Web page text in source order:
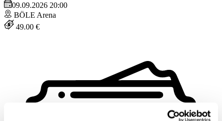
09.09.2026 20:00
BÖLE Arena
49.00 €